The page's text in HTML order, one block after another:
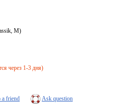
M)
через 1-3 дня)
a friend Ask question